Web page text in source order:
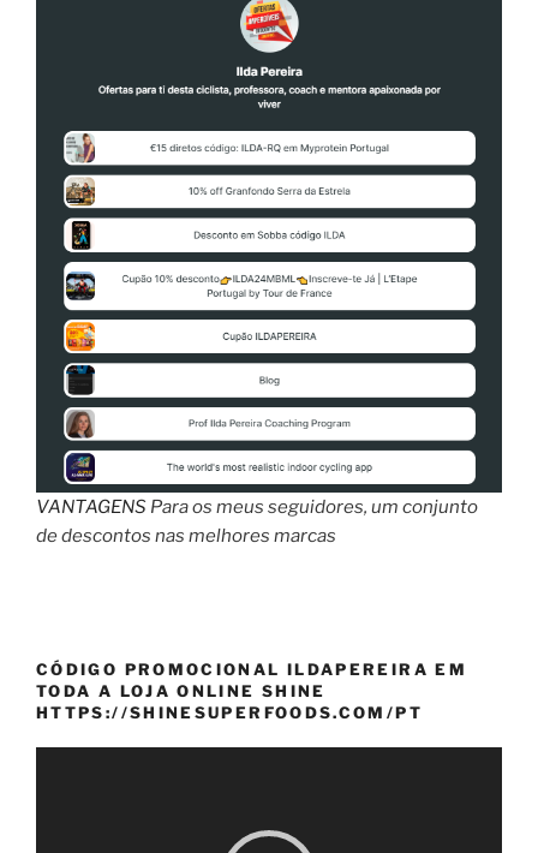
VANTAGENS Para os meus seguidores, um conjunto
de descontos nas melhores marcas
CÓDIGO PROMOCIONAL ILDAPEREIRA EM
TODA A LOJA ONLINE SHINE
HTTPS://SHINESUPERFOODS.COM/PT